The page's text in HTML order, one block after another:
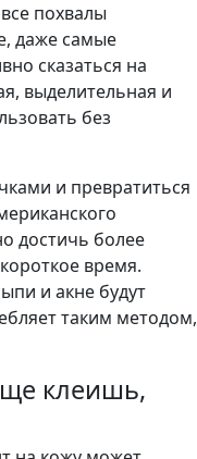
похвалы
даже самые
сказаться на
выделительная и
без
и превратиться
достичь более
время.
и акне будут
таким методом,
клеишь,